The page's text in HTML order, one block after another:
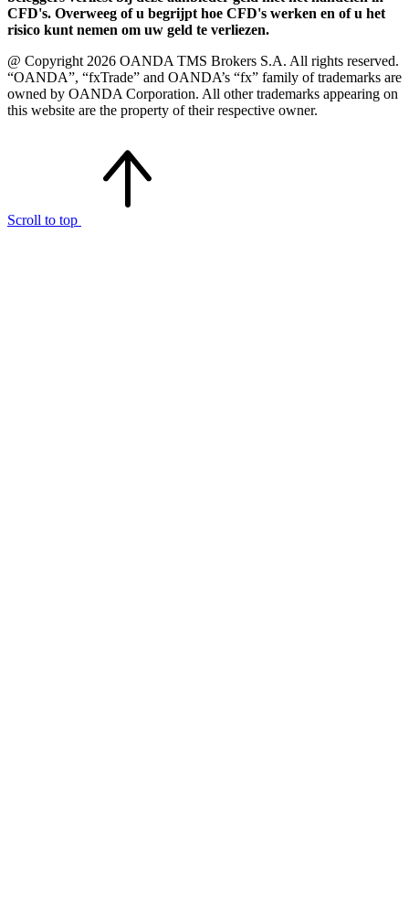
CFD's. Overweeg of u begrijpt hoe CFD's werken en of u het
risico kunt nemen om uw geld te verliezen.
@ Copyright 2026 OANDA TMS Brokers S.A. All rights reserved.
“OANDA”, “fxTrade” and OANDA’s “fx” family of trademarks are
owned by OANDA Corporation. All other trademarks appearing on
this website are the property of their respective owner.
Scroll to top